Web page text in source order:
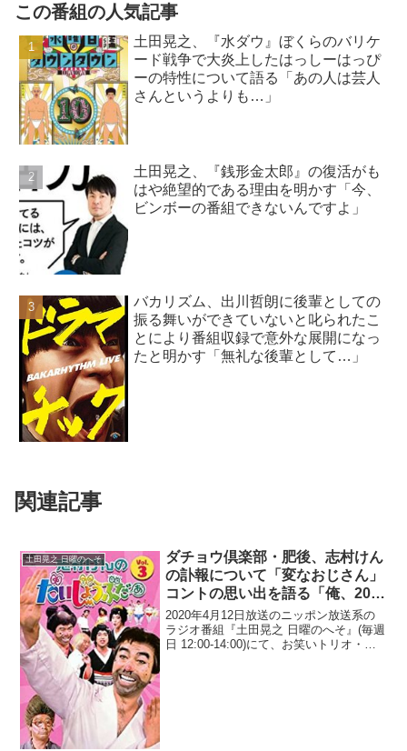
この番組の人気記事
土田晃之、『水ダウ』ぼくらのバリケ
ード戦争で大炎上したはっしーはっぴ
ーの特性について語る「あの人は芸人
さんというよりも…」
土田晃之、『銭形金太郎』の復活がも
はや絶望的である理由を明かす「今、
ビンボーの番組できないんですよ」
バカリズム、出川哲朗に後輩としての
振る舞いができていないと叱られたこ
とにより番組収録で意外な展開になっ
たと明かす「無礼な後輩として…」
関連記事
土田晃之 日曜のへそ
ダチョウ倶楽部・肥後、志村けん
の訃報について「変なおじさん」
コントの思い出を語る「俺、20年
間ずっと志村さんに『なんだ君
は！』って言ってたの」
2020年4月12日放送のニッポン放送系の
ラジオ番組『土田晃之 日曜のへそ』(毎週
日 12:00-14:00)にて、お笑いトリオ・ダ